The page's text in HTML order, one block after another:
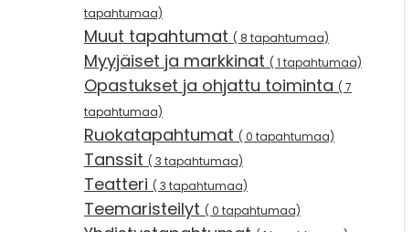
tapahtumaa)
Muut tapahtumat ( 8 tapahtumaa)
Myyjäiset ja markkinat ( 1 tapahtumaa)
Opastukset ja ohjattu toiminta ( 7
tapahtumaa)
Ruokatapahtumat ( 0 tapahtumaa)
Tanssit ( 3 tapahtumaa)
Teatteri ( 3 tapahtumaa)
Teemaristeilyt ( 0 tapahtumaa)